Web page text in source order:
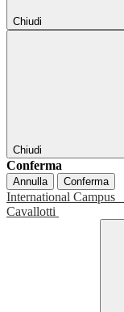
Chiudi
Chiudi
Conferma
Annulla Conferma
International Campus
Cavallotti